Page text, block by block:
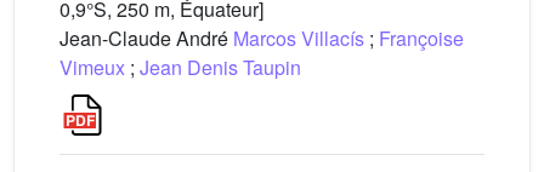
0,9°S, 250 m, Équateur]
Jean-Claude André Marcos Villacís ; Françoise
Vimeux ; Jean Denis Taupin